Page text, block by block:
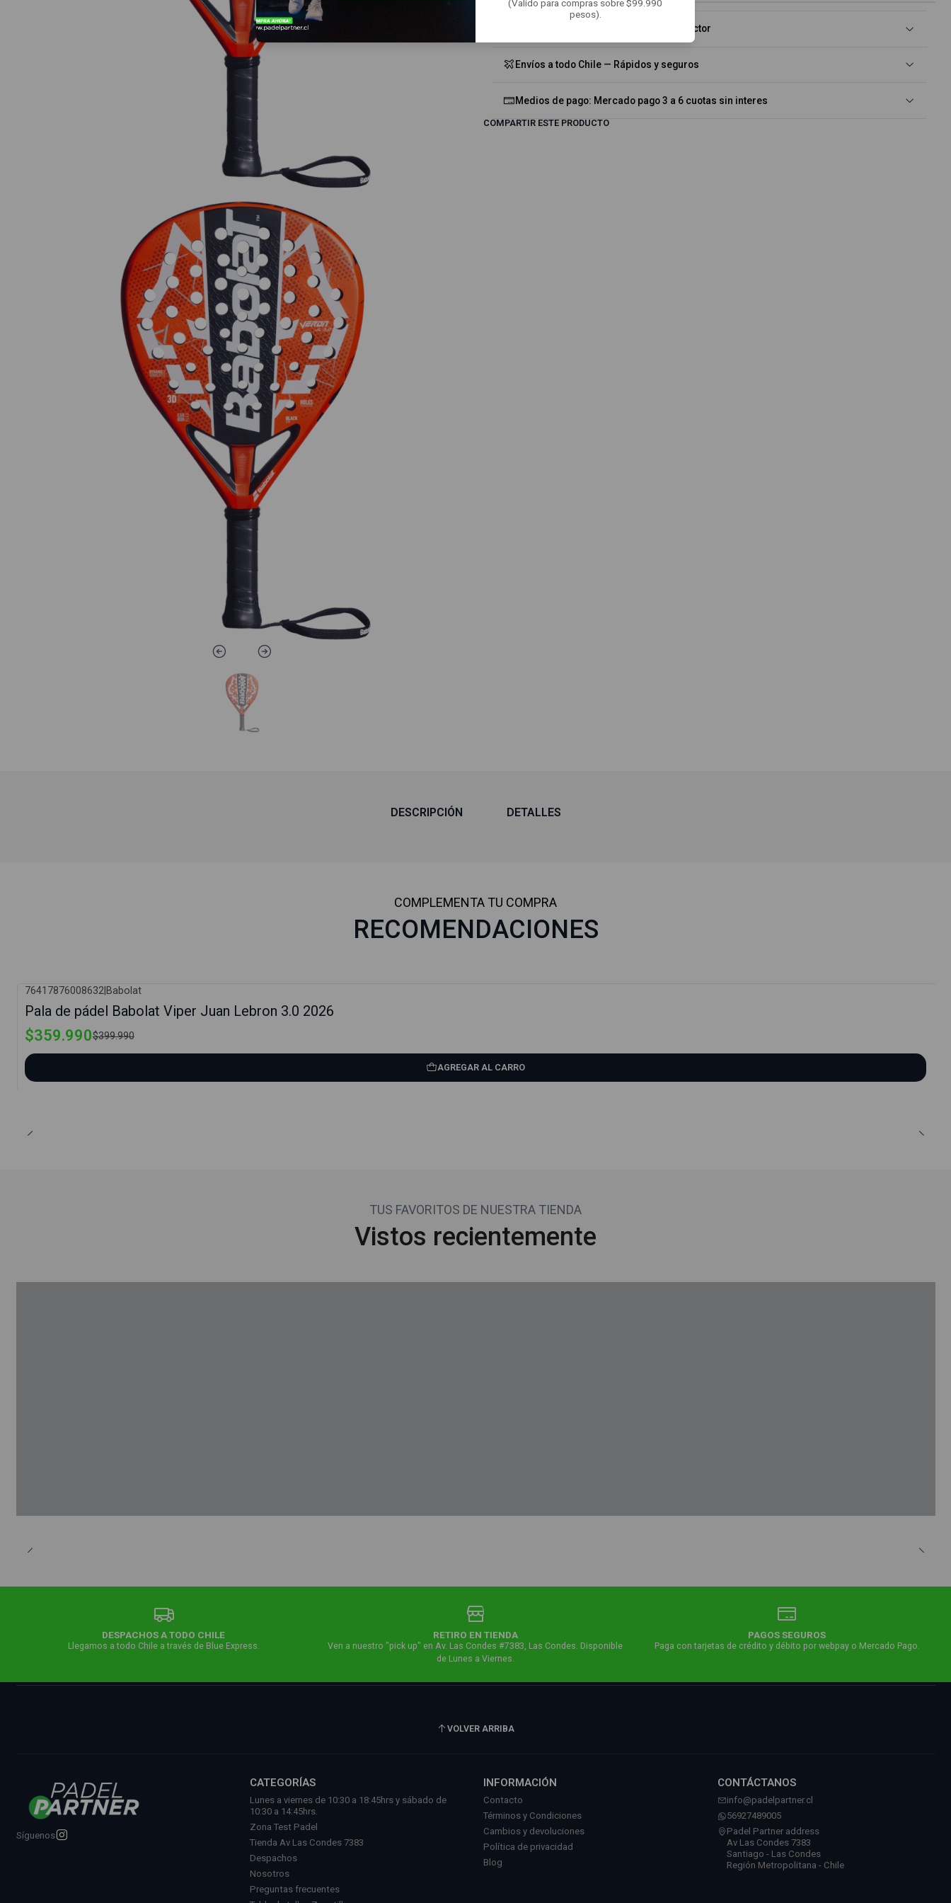
(Valido para compras sobre $99.990
pesos).
Accesorios incluidos: Overgrip + Protector
Envíos a todo Chile — Rápidos y seguros
Medios de pago: Mercado pago 3 a 6 cuotas sin interes
COMPARTIR ESTE PRODUCTO
DESCRIPCIÓN DETALLES
COMPLEMENTA TU COMPRA
RECOMENDACIONES
76417876008632 Babolat
Pala de pádel Babolat Viper Juan Lebron 3.0 2026
$359.990$399.990
AGREGAR AL CARRO
TUS FAVORITOS DE NUESTRA TIENDA
Vistos recientemente
DESPACHOS A TODO CHILE
Llegamos a todo Chile a través de Blue Express.
RETIRO EN TIENDA
Ven a nuestro "pick up" en Av. Las Condes #7383, Las Condes. Disponible
de Lunes a Viernes.
PAGOS SEGUROS
Paga con tarjetas de crédito y débito por webpay o Mercado Pago.
VOLVER ARRIBA
Síguenos
CATEGORÍAS
Lunes a viernes de 10:30 a 18:45hrs y sábado de
10:30 a 14:45hrs.
Zona Test Padel
Tienda Av Las Condes 7383
Despachos
Nosotros
Preguntas frecuentes
INFORMACIÓN
Contacto
Términos y Condiciones
Cambios y devoluciones
Política de privacidad
Blog
CONTÁCTANOS
info@padelpartner.cl
56927489005
Padel Partner address
Av Las Condes 7383
Santiago - Las Condes
Región Metropolitana - Chile